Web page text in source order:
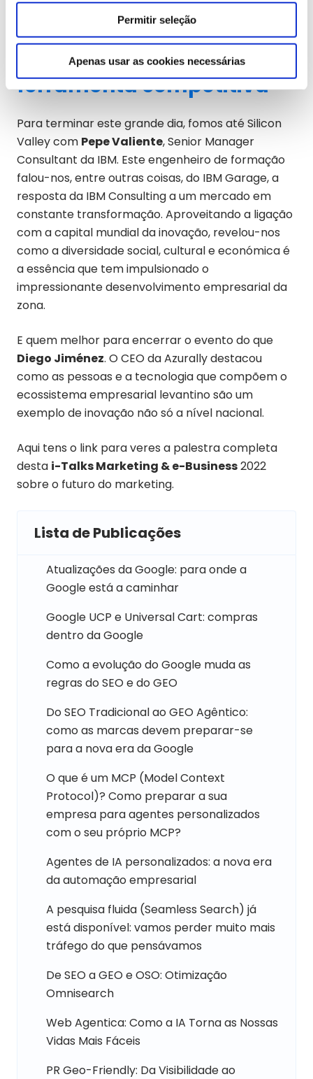
Permitir seleção
Apenas usar as cookies necessárias
individualização e a escuta das pessoas para
potenciar o talento.
A inovação como
ferramenta competitiva
Para terminar este grande dia, fomos até Silicon
Valley com Pepe Valiente, Senior Manager
Consultant da IBM. Este engenheiro de formação
falou-nos, entre outras coisas, do IBM Garage, a
resposta da IBM Consulting a um mercado em
constante transformação. Aproveitando a ligação
com a capital mundial da inovação, revelou-nos
como a diversidade social, cultural e económica é
a essência que tem impulsionado o
impressionante desenvolvimento empresarial da
zona.
E quem melhor para encerrar o evento do que
Diego Jiménez. O CEO da Azurally destacou
como as pessoas e a tecnologia que compõem o
ecossistema empresarial levantino são um
exemplo de inovação não só a nível nacional.
Aqui tens o link para veres a palestra completa
desta i-Talks Marketing & e-Business2022
sobre o futuro do marketing.
Lista de Publicações
Atualizações da Google: para onde a
Google está a caminhar
Google UCP e Universal Cart: compras
dentro da Google
Como a evolução do Google muda as
regras do SEO e do GEO
Do SEO Tradicional ao GEO Agêntico:
como as marcas devem preparar-se
para a nova era da Google
O que é um MCP (Model Context
Protocol)? Como preparar a sua
empresa para agentes personalizados
com o seu próprio MCP?
Agentes de IA personalizados: a nova era
da automação empresarial
A pesquisa fluida (Seamless Search) já
está disponível: vamos perder muito mais
tráfego do que pensávamos
De SEO a GEO e OSO: Otimização
Omnisearch
Web Agentica: Como a IA Torna as Nossas
Vidas Mais Fáceis
PR Geo-Friendly: Da Visibilidade ao